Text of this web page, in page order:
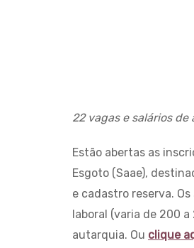
22 vagas e salários de
Estão abertas as
Esgoto (Saae),
e cadastro reserva.
laboral (varia de 200
autarquia. Ou clique